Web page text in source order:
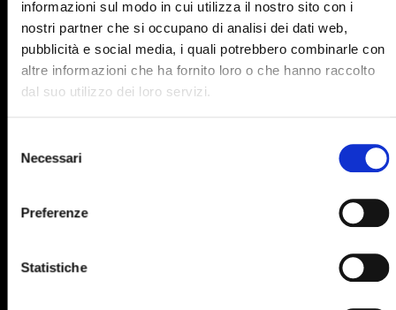
informazioni sul modo in cui utilizza il nostro sito con i
nostri partner che si occupano di analisi dei dati web,
pubblicità e social media, i quali potrebbero combinarle con
altre informazioni che ha fornito loro o che hanno raccolto
dal suo utilizzo dei loro servizi.
delNecessari
Preferenze
Statistiche
900
901 902 903
904
905
906 907
915
925
929